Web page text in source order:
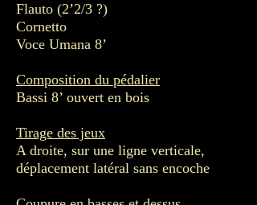
Flauto (2’2/3 ?)
Cornetto
Voce Umana 8’
Composition du pédalier
Bassi 8’ ouvert en bois
Tirage des jeux
A droite, sur une ligne verticale,
déplacement latéral sans encoche